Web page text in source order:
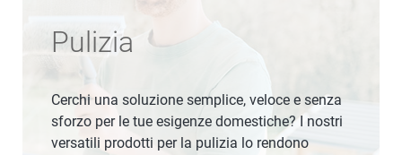
Animale domestico
Pulizia
Cerchi una soluzione semplice, veloce e senza
sforzo per le tue esigenze domestiche? I nostri
versatili prodotti per la pulizia lo rendono